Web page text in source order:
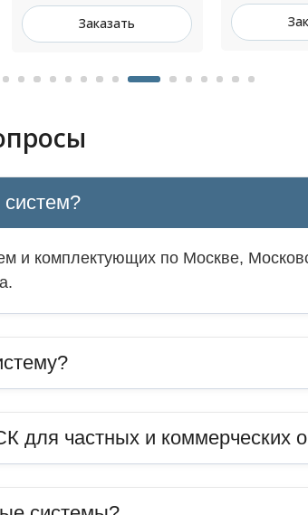
Заказать
и комплектующих по Москве,
для частных и коммерческих